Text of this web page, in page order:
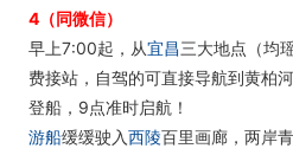
4（同微信）
早上7:00起，从宜昌三大地点（均
费接站，自驾的可直接导航到黄柏
登船，9点准时启航！
游船缓缓驶入西陵百里画廊，两岸